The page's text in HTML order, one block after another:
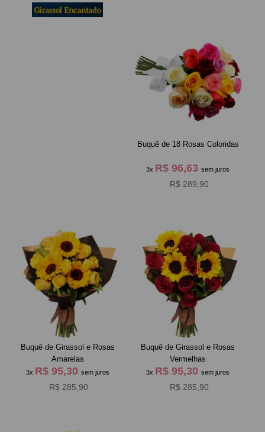
Buquê de 18 Rosas Coloridas
3x R$ 96,63sem juros
R$ 289,90
Buquê de Girassol e Rosas
Amarelas
3x R$ 95,30 sem juros
R$ 285,90
Buquê de Girassol e Rosas
Vermelhas
3x R$ 95,30sem juros
R$ 285,90